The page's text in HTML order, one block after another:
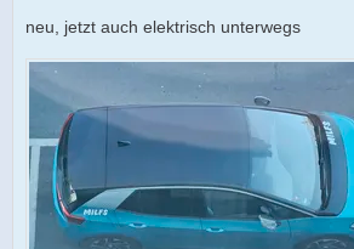
neu, jetzt auch elektrisch unterwegs